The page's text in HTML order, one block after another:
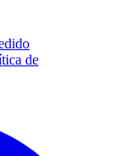
de